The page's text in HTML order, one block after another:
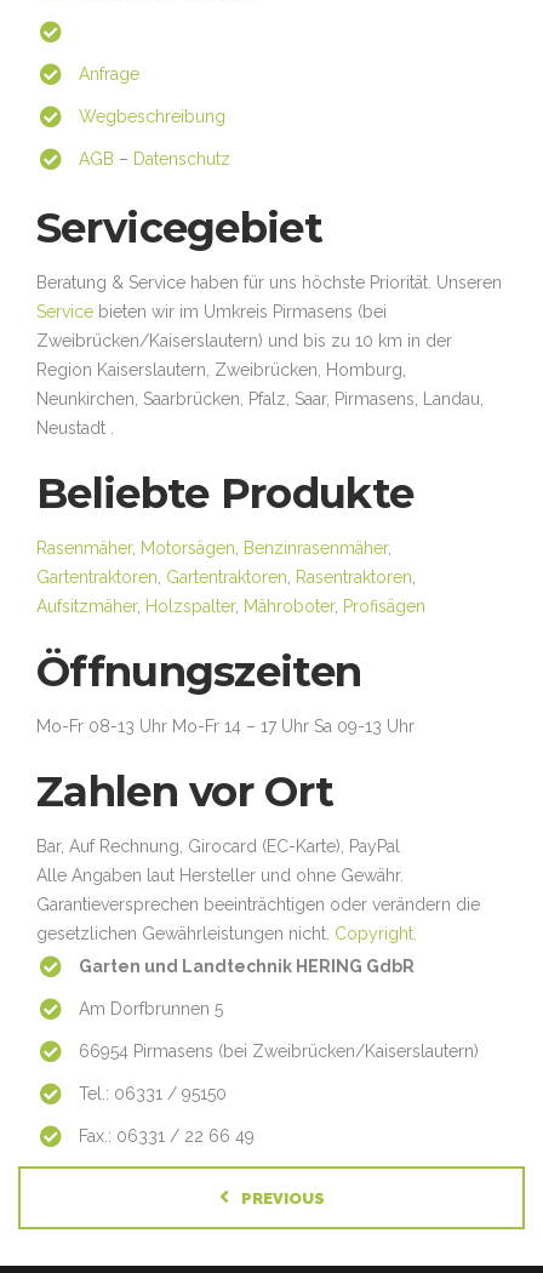
Anfrage
Wegbeschreibung
AGB – Datenschutz
Servicegebiet
Beratung & Service haben für uns höchste Priorität. Unseren
Service bieten wir im Umkreis Pirmasens (bei
Zweibrücken/Kaiserslautern) und bis zu 10 km in der
Region Kaiserslautern, Zweibrücken, Homburg,
Neunkirchen, Saarbrücken, Pfalz, Saar, Pirmasens, Landau,
Neustadt .
Beliebte Produkte
Rasenmäher, Motorsägen Benzinrasenmäher,
Gartentraktoren Gartentraktoren Rasentraktoren
Aufsitzmäher, Holzspalter, Mähroboter, Profisägen
Öffnungszeiten
Mo-Fr 08-13 Uhr Mo-Fr 14 – 17 Uhr Sa 09-13 Uhr
Zahlen vor Ort
Bar, Auf Rechnung, Girocard (EC-Karte), PayPal
Alle Angaben laut Hersteller und ohne Gewähr.
Garantieversprechen beeinträchtigen oder verändern die
gesetzlichen Gewährleistungen nicht. Copyright.
Garten und Landtechnik HERING GdbR
Am Dorfbrunnen 5
66954 Pirmasens (bei Zweibrücken/Kaiserslautern)
Tel.: 06331 / 95150
Fax.: 06331 / 22 66 49
PREVIOUS